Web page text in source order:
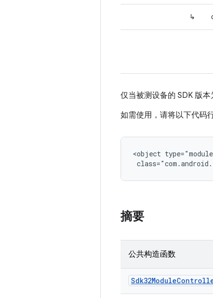
↳
仅当被测设备的 SDK 版本
如需使用，请将以下代码
<object
摘要
公共构造函数
Sdk32Module